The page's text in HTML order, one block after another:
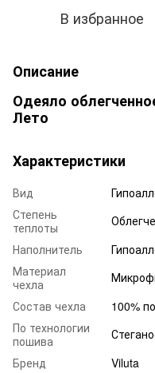
В избранное
Описание
Одеяло
Лето
Характеристики
Вид
Степень
теплоты
Наполнитель
Материал
чехла
Состав чехла
100%
По технологии
пошива
Бренд
Viluta